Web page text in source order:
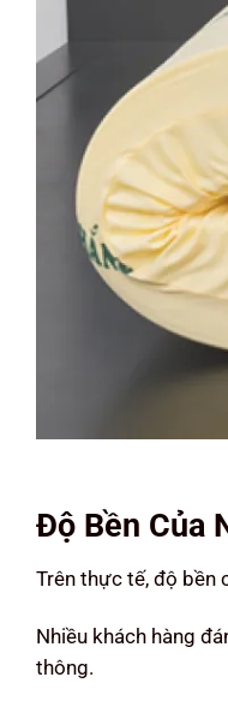
Độ Bền Của
Trên thực tế, độ bền
Nhiều khách hàng
thông.